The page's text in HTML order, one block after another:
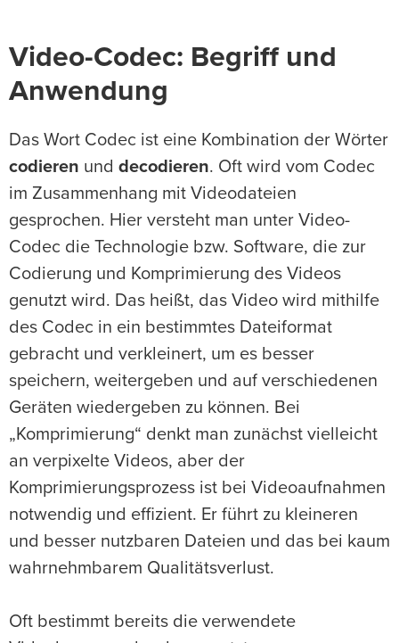
Video-Codec: Begriff und
Anwendung
Das Wort Codec ist eine Kombination der Wörter
codieren und decodieren. Oft wird vom Codec
im Zusammenhang mit Videodateien
gesprochen. Hier versteht man unter Video-
Codec die Technologie bzw. Software, die zur
Codierung und Komprimierung des Videos
genutzt wird. Das heißt, das Video wird mithilfe
des Codec in ein bestimmtes Dateiformat
gebracht und verkleinert, um es besser
speichern, weitergeben und auf verschiedenen
Geräten wiedergeben zu können. Bei
„Komprimierung“ denkt man zunächst vielleicht
an verpixelte Videos, aber der
Komprimierungsprozess ist bei Videoaufnahmen
notwendig und effizient. Er führt zu kleineren
und besser nutzbaren Dateien und das bei kaum
wahrnehmbarem Qualitätsverlust.
Oft bestimmt bereits die verwendete